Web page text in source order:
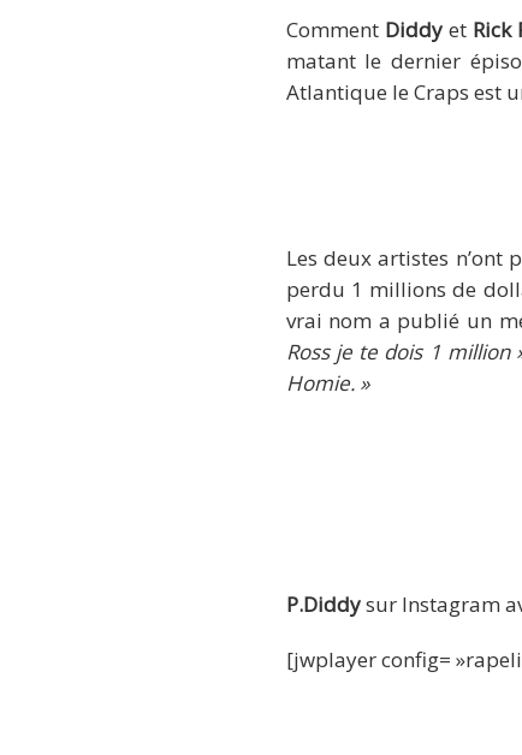
CommentDiddyet Rick
matant le dernier
Atlantique le Craps est
Les deux artistes n’ont
perdu 1 millions de
vrai nom a publié un
Ross je te dois 1 million
Homie. »
P.Diddysur Instagram
[jwplayer config=